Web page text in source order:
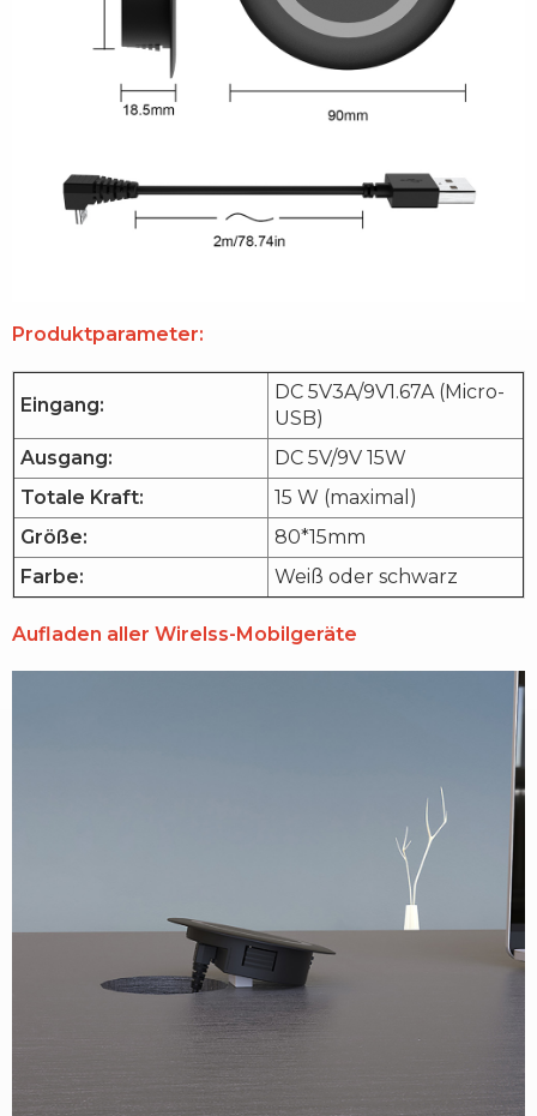
Produktparameter:
Eingang:
DC 5V3A/9V1.67A (Micro-
USB)
Ausgang:
DC 5V/9V 15W
Totale Kraft:
15 W (maximal)
Größe:
80*15mm
Farbe:
Weiß oder schwarz
Aufladen aller Wirelss-Mobilgeräte